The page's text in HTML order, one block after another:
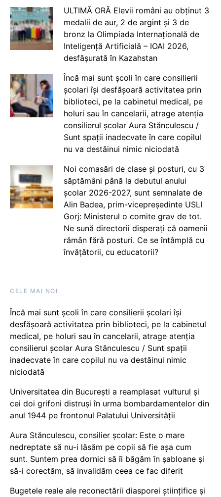
ULTIMĂ ORĂ Elevii români au obținut 3
medalii de aur, 2 de argint și 3 de
bronz la Olimpiada Internațională de
Inteligență Artificială – IOAI 2026,
desfășurată în Kazahstan
Încă mai sunt școli în care consilierii
școlari își desfășoară activitatea prin
biblioteci, pe la cabinetul medical, pe
holuri sau în cancelarii, atrage atenția
consilierul școlar Aura Stănculescu /
Sunt spații inadecvate în care copilul
nu va destăinui nimic niciodată
Noi comasări de clase și posturi, cu 3
săptămâni până la debutul anului
școlar 2026-2027, sunt semnalate de
Alin Badea, prim-vicepreședinte USLI
Gorj: Ministerul o comite grav de tot.
Ne sună directorii disperați că oamenii
rămân fără posturi. Ce se întâmplă cu
învățătorii, cu educatorii?
CELE MAI NOI
Încă mai sunt școli în care consilierii școlari își
desfășoară activitatea prin biblioteci, pe la cabinetul
medical, pe holuri sau în cancelarii, atrage atenția
consilierul școlar Aura Stănculescu / Sunt spații
inadecvate în care copilul nu va destăinui nimic
niciodată
Universitatea din București a reamplasat vulturul și
cei doi grifoni distruși în urma bombardamentelor din
anul 1944 pe frontonul Palatului Universității
Aura Stănculescu, consilier școlar: Este o mare
nedreptate să nu-i lăsăm pe copii să fie așa cum
sunt. Suntem prea dornici să îi băgăm în șabloane și
să-i corectăm, să invalidăm ceea ce fac diferit
Bugetele reale ale reconectării diasporei științifice și